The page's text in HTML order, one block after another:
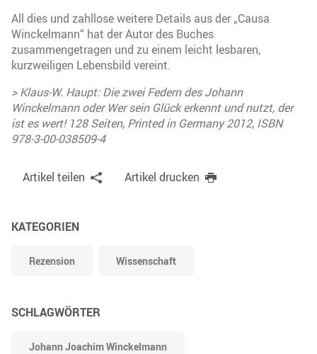
All dies und zahllose weitere Details aus der „Causa
Winckelmann“ hat der Autor des Buches
zusammengetragen und zu einem leicht lesbaren,
kurzweiligen Lebensbild vereint.
> Klaus-W. Haupt: Die zwei Federn des Johann
Winckelmann oder Wer sein Glück erkennt und nutzt, der
ist es wert! 128 Seiten, Printed in Germany 2012, ISBN
978-3-00-038509-4
Artikel teilen Artikel drucken
KATEGORIEN
Rezension Wissenschaft
SCHLAGWÖRTER
Johann Joachim Winckelmann